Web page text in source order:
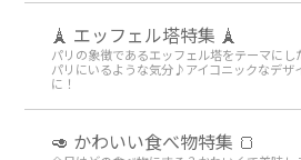
🗼 エッフェル塔特集 🗼
パリの象徴であるエッフェル塔をテーマに
パリにいるような気分♪アイコニックなデザ
に！
🥑 かわいい食べ物特集 🍞